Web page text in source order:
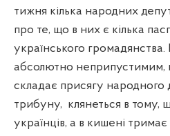
тижня кілька народних
про те, що в них є кілька
українського
абсолютно неприпустимим,
складає присягу народного
трибуну, клянеться в
українців, а в кишені